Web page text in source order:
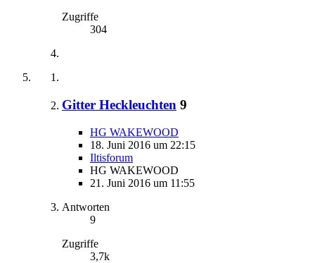
Zugriffe
304
Gitter Heckleuchten 9
HG WAKEWOOD
18. Juni 2016 um 22:15
Iltisforum
HG WAKEWOOD
21. Juni 2016 um 11:55
Antworten
9
Zugriffe
3,7k